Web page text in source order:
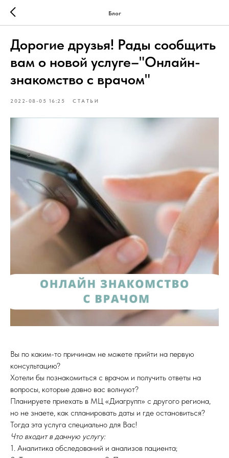
Блог
Дорогие друзья! Рады сообщить
вам о новой услуге–"Онлайн-
знакомство с врачом"
2022-08-05 16:25 СТАТЬИ
Вы по каким-то причинам не можете прийти на первую
консультацию?
Хотели бы познакомиться с врачом и получить ответы на
вопросы, которые давно вас волнуют?
Планируете приехать в МЦ «Диагрупп» с другого региона,
но не знаете, как спланировать даты и где остановиться?
Тогда эта услуга специально для Вас!
Что входит в данную услугу:
1. Аналитика обследований и анализов пациента;